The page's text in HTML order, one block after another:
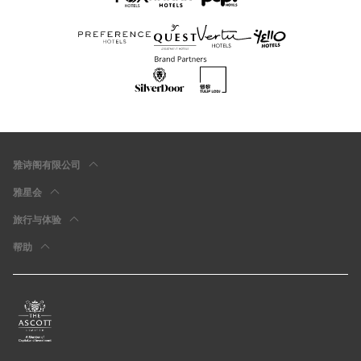
雅诗阁有限公司
雅星会
旅行与体验
帮助